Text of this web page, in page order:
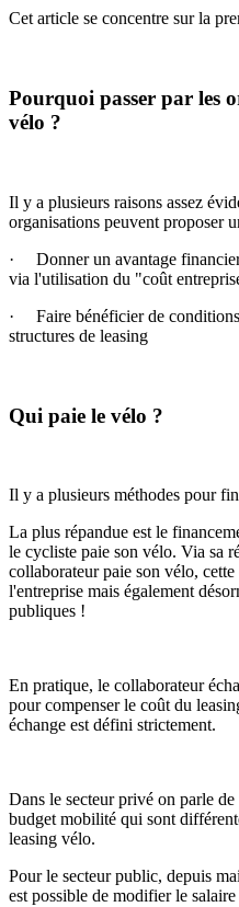
Cet article se concentre sur la
Pourquoi passer par les
vélo ?
Il y a plusieurs raisons assez
organisations peuvent proposer
· Donner un avantage
via l'utilisation du "coût
· Faire bénéficier de conditions
structures de leasing
Qui paie le vélo ?
Il y a plusieurs méthodes pour
La plus répandue est le
le cycliste paie son vélo. Via sa
collaborateur paie son vélo,
l'entreprise mais également
publiques !
En pratique, le collaborateur
pour compenser le coût du
échange est défini strictement.
Dans le secteur privé on parle
budget mobilité qui sont
leasing vélo.
Pour le secteur public, depuis
est possible de modifier le